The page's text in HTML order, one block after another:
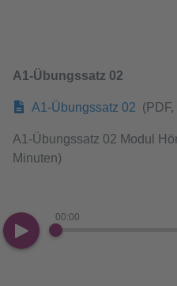
A1-Übungssatz 02
A1-Übungssatz 02 (PDF,
A1-Übungssatz 02 Modul
Minuten)
00:00